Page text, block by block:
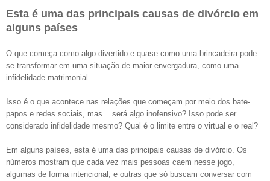
Esta é uma das principais causas de divórcio em
alguns países
O que começa como algo divertido e quase como uma brincadeira pode
se transformar em uma situação de maior envergadura, como uma
infidelidade matrimonial.
Isso é o que acontece nas relações que começam por meio dos bate-
papos e redes sociais, mas... será algo inofensivo? Isso pode ser
considerado infidelidade mesmo? Qual é o limite entre o virtual e o real?
Em alguns países, esta é uma das principais causas de divórcio. Os
números mostram que cada vez mais pessoas caem nesse jogo,
algumas de forma intencional, e outras que só buscam conversar com